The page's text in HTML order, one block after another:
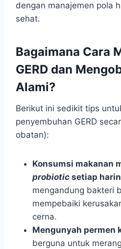
dengan manajemen pola
sehat.
Bagaimana Cara
GERD dan
Alami?
Berikut ini sedikit tips
penyembuhan GERD
obatan):
Konsumsi makanan
probiotic setiap
mengandung bakteri
mempebaiki
cerna.
Mengunyah permen
berguna untuk